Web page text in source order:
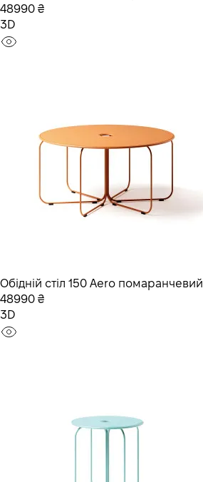
48990 ₴
3D
Обідній стіл 150 Aero помаранчевий
48990 ₴
3D